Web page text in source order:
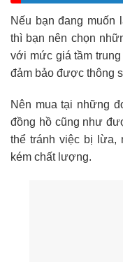
Nếu bạn đang muốn
thì bạn nên chọn
với mức giá tầm
đảm bảo được thông
Nên mua tại những
đồng hồ cũng như
thể tránh việc bị lừa,
kém chất lượng.